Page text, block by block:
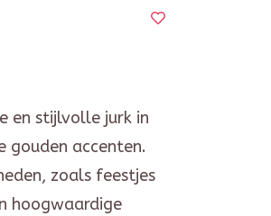
en stijlvolle jurk in
accenten.
zoals feestjes
hoogwaardige